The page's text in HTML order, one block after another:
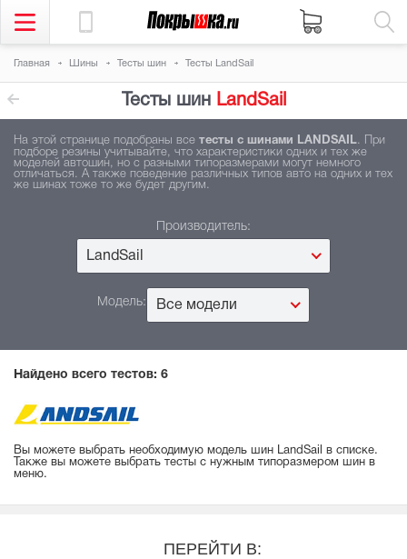
Главная Шины Тесты шин Тесты LandSail
Тесты шин LandSail
На этой странице подобраны все тесты с шинами LANDSAIL. При
подборе резины учитывайте, что характеристики одних и тех же
моделей автошин, но с разными типоразмерами могут немного
отличаться. А также поведение различных типов авто на одних и тех
же шинах тоже то же будет другим.
Производитель:
LandSail
Модель: Все модели
Найдено всего тестов: 6
Вы можете выбрать необходимую модель шин LandSail в списке.
Также вы можете выбрать тесты с нужным типоразмером шин в
меню.
ПЕРЕЙТИ В: